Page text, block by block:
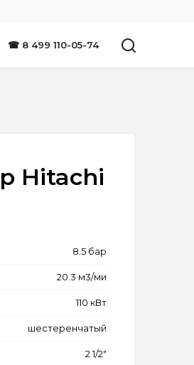
☎ 8 499 110-05-74
Hitachi
8.5 бар
20.3 м3/ми
110 кВт
шестеренчатый
2 1/2"